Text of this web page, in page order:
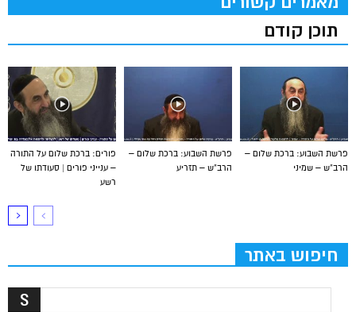
תוכן קודם
פורים: ברכת שלום על התורה
– ענייני פורים | סעודתו של
רשע
פרשת השבוע: ברכת שלום –
הרב”ש – תזריע
פרשת השבוע: ברכת שלום –
הרב”ש – שמיני
חיפוש באתר